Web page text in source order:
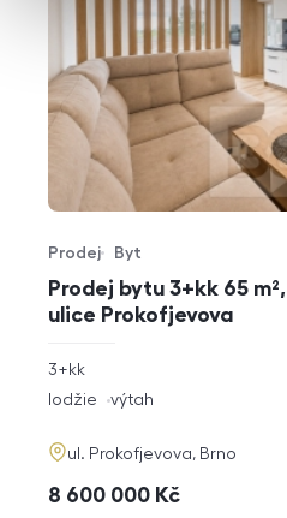
Prodej bytu 3+kk 65
ulice Prokofjevova
Typ nabídky
Prodej
Typ nemovitosti
Byt
rozměry
dispozice
3+kk
funkce
lodžie výtah
adresa
ul. Prokofjevova, Brno
cena
8 600 000 Kč